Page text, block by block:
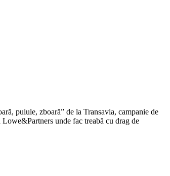
puiule, zboară” de la Transavia, campanie de
unde fac treabă cu drag de